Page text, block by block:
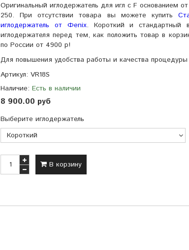
Оригинальный иглодержатель для игл с F основанием
250. При отсутствии товара вы можете купить
иглодержатель от Фenix. Короткий и стандартный
иглодержателя перед тем, как положить товар в
по России от 4900 р!
Для повышения удобства работы и качества процедуры
Артикул: VR18S
Наличие: Есть в наличии
8 900.00 руб
Выберите иглодержатель
В корзину